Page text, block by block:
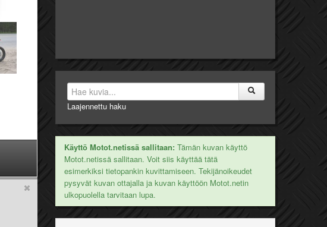
Laajennettu haku
Käyttö Motot.netissä sallitaan: Tämän kuvan käyttö
Motot.netissä sallitaan. Voit siis käyttää tätä
esimerkiksi tietopankin kuvittamiseen. Tekijänoikeudet
pysyvät kuvan ottajalla ja kuvan käyttöön Motot.netin
ulkopuolella tarvitaan lupa.